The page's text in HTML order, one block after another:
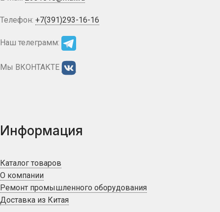
Телефон: +7(391)293-16-16
Наш телеграмм:
Мы ВКОНТАКТЕ
Информация
Каталог товаров
О компании
Ремонт промышленного оборудования
Доставка из Китая